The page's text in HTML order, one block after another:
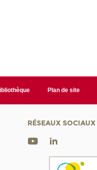
Plan de site
RÉSEAUX SOCIAUX